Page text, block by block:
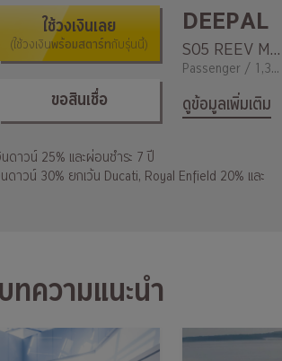
ใช้วงเงินเลย
(ใช้วงเงินพร้อมสตาร์ทกับรุ่นนี้)
ขอสินเชื่อ
DEEPAL
S05 REEV MAX
Passenger / 1,300
ดูข้อมูลเพิ่มเติม
าวน์ 25% และผ่อนชำระ 7 ปี
าวน์ 30% ยกเว้น Ducati, Royal Enfield 20% และ
บทความแนะนำ